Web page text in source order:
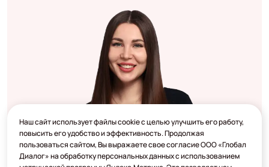
Наш сайт использует файлы cookie с целью улучшить его работу,
повысить его удобство и эффективность. Продолжая
пользоваться сайтом, Вы выражаете свое согласие ООО «Глобал
Диалог» на обработку персональных данных с использованием